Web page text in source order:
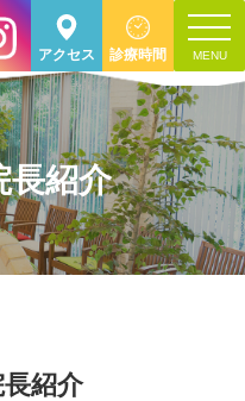
アクセス 診療時間
toggle
長紹介
紹介